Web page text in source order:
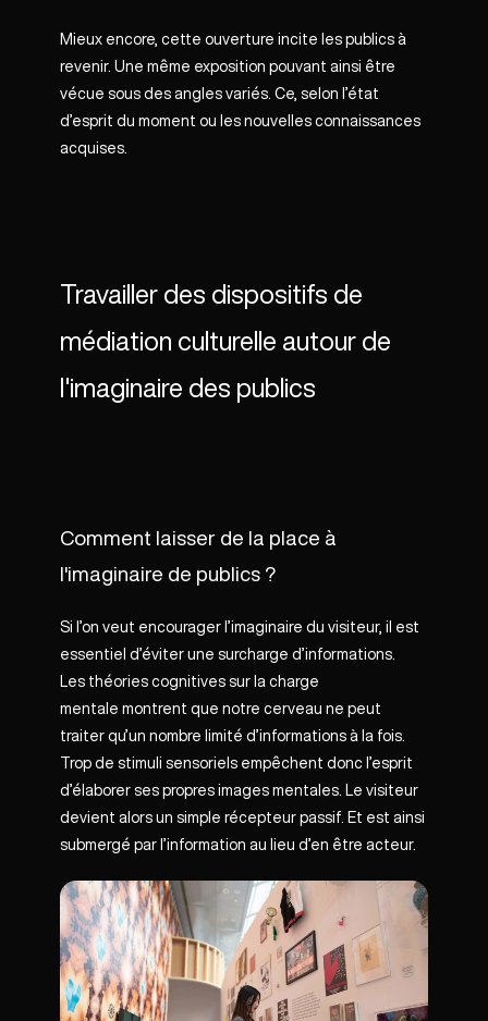
Mieux encore, cette ouverture incite les publics à
revenir. Une même exposition pouvant ainsi être
vécue sous des angles variés. Ce, selon l’état
d’esprit du moment ou les nouvelles connaissances
acquises.
Travailler des dispositifs de
médiation culturelle autour de
l'imaginaire des publics
Comment laisser de la place à
l'imaginaire de publics ?
Si l’on veut encourager l’imaginaire du visiteur, il est
essentiel d’éviter une surcharge d’informations.
Les théories cognitives sur la charge
mentale montrent que notre cerveau ne peut
traiter qu’un nombre limité d’informations à la fois.
Trop de stimuli sensoriels empêchent donc l’esprit
d’élaborer ses propres images mentales. Le visiteur
devient alors un simple récepteur passif. Et est ainsi
submergé par l’information au lieu d’en être acteur.